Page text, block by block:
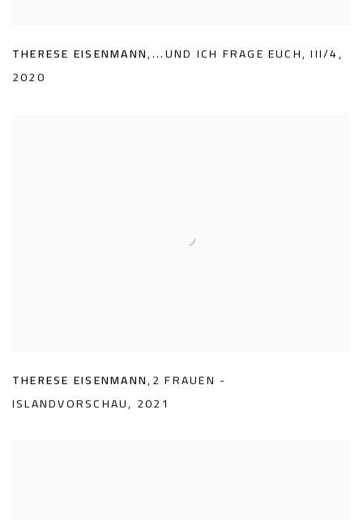
THERESE EISENMANN,...UND ICH FRAGE EUCH,III/4,
2020
THERESE EISENMANN,2 FRAUEN -
ISLANDVORSCHAU, 2021